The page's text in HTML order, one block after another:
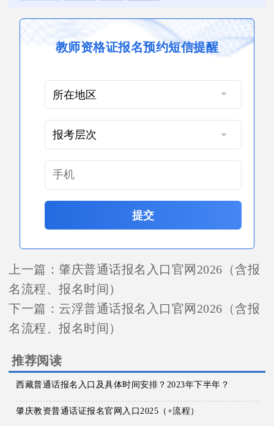
教师资格证报名预约短信提醒
提交
上一篇： 肇庆普通话报名入口官网2026（含报
名流程、报名时间）
下一篇： 云浮普通话报名入口官网2026（含报
名流程、报名时间）
推荐阅读
西藏普通话报名入口及具体时间安排？2023年下半年？
肇庆教资普通话证报名官网入口2025（+流程）